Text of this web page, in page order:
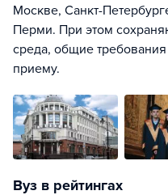
Москве, Санкт-
Перми. При этом
среда, общие
приему.
Вуз в рейтингах